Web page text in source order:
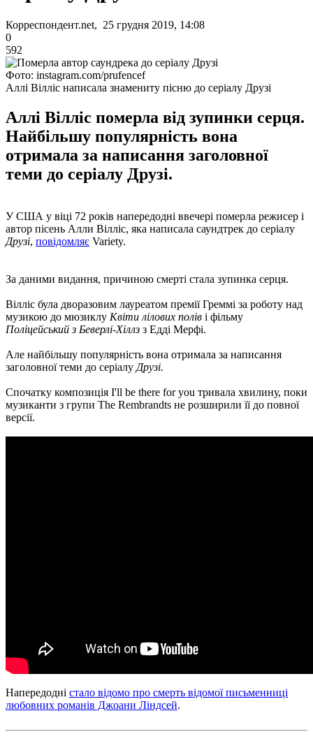
Корреспондент.net, 25 грудня 2019, 14:08
0
592
Фото: instagram.com/prufencef
Аллі Вілліс написала знамениту пісню до серіалу Друзі
Аллі Вілліс померла від зупинки серця.
Найбільшу популярність вона
отримала за написання заголовної
теми до серіалу Друзі.
У США у віці 72 років напередодні ввечері померла режисер і
автор пісень Алли Вілліс, яка написала саундтрек до серіалу
Друзі, повідомляє Variety.
За даними видання, причиною смерті стала зупинка серця.
Вілліс була дворазовим лауреатом премії Греммі за роботу над
музикою до мюзиклу Квіти лілових полів і фільму
Поліцейський з Беверлі-Хіллз з Едді Мерфі.
Але найбільшу популярність вона отримала за написання
заголовної теми до серіалу Друзі.
Спочатку композиція I'll be there for you тривала хвилину, поки
музиканти з групи The Rembrandts не розширили її до повної
версії.
Напередодні стало відомо про смерть відомої письменниці
любовних романів Джоани Ліндсей.